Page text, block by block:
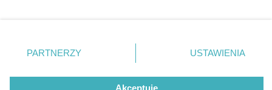
Gliwice
prywatności znajdujący się w lewym dolnym rogu strony
. Niektóre rodzaje przetwarzania danych nie wymagają
zgody użytkownika, ale masz prawo sprzeciwić się
takiemu przetwarzaniu. Preferencje będą miały
PARTNERZY USTAWIENIA
Akceptuję